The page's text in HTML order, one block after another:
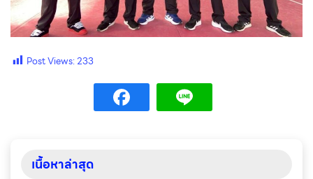
Post Views:233
เนื้อหาล่าสุด